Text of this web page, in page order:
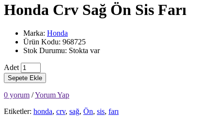
Honda Crv Sağ Ön Sis Farı
Marka: Honda
Ürün Kodu: 968725
Stok Durumu: Stokta var
Adet
Sepete Ekle
0 yorum /Yorum Yap
Etiketler: honda, crv, sağ, Ön, sis, farı